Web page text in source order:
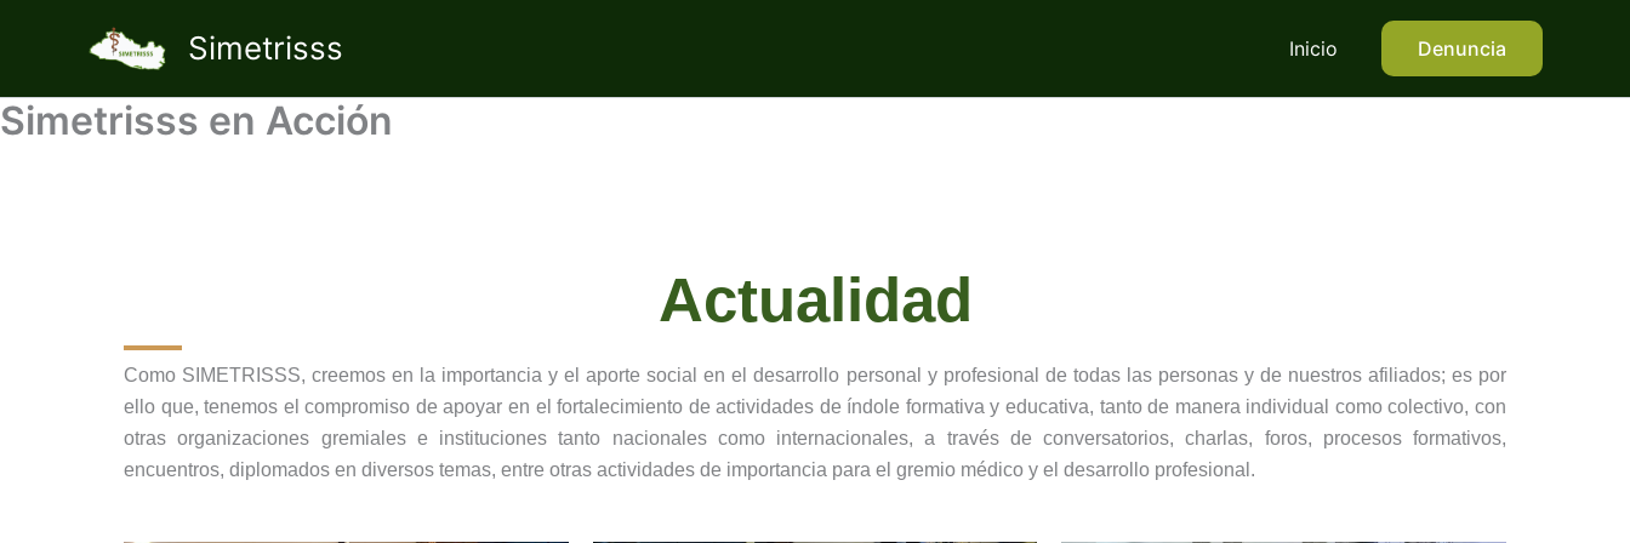
Simetrisss Inicio Denuncia
Simetrisss en Acción
Actualidad
Como SIMETRISSS, creemos en la importancia y el aporte social en el desarrollo personal y profesional de todas las personas y de nuestros afiliados; es por
ello que, tenemos el compromiso de apoyar en el fortalecimiento de actividades de índole formativa y educativa, tanto de manera individual como colectivo, con
otras organizaciones gremiales e instituciones tanto nacionales como internacionales, a través de conversatorios, charlas, foros, procesos formativos,
encuentros, diplomados en diversos temas, entre otras actividades de importancia para el gremio médico y el desarrollo profesional.